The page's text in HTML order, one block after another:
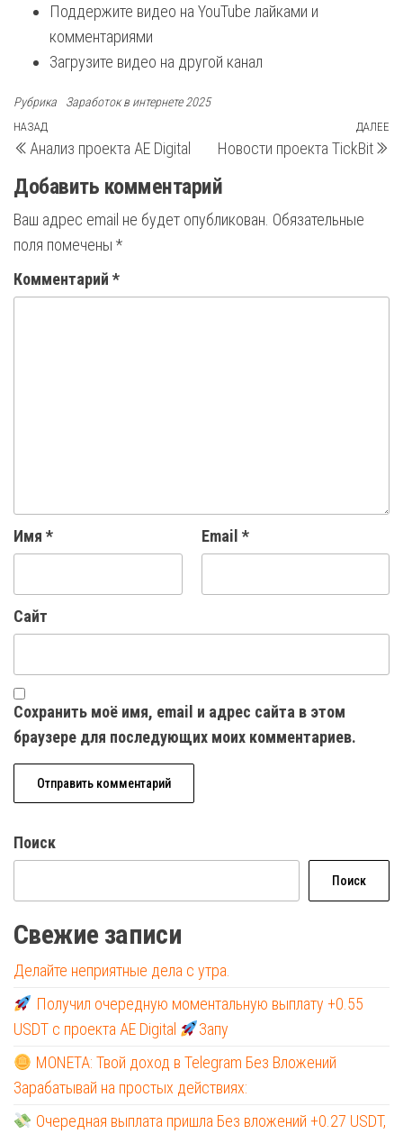
Поддержите видео на YouTube лайками и
комментариями
Загрузите видео на другой канал
Рубрика Заработок в интернете 2025
Навигация
по
записям
Предыдущая
запись
НАЗАД
Анализ проекта AE Digital
ДАЛЕЕ
Новости проекта TickBit
Добавить комментарий
Ваш адрес email не будет опубликован. Обязательные
поля помечены *
Комментарий *
Имя * Email *
Сайт
Сохранить моё имя, email и адрес сайта в этом
браузере для последующих моих комментариев.
Поиск
Поиск
Свежие записи
Делайте неприятные дела с утра.
Получил очередную моментальную выплату +0.55
USDT с проекта AE Digital
Запу
MONETA: Твой доход в Telegram Без Вложений
Зарабатывай на простых действиях:
Очередная выплата пришла Без вложений +0.27 USDT,